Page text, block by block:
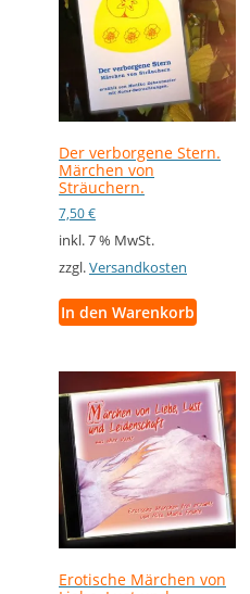
Der verborgene Stern.
Märchen von
Sträuchern.
7,50€
inkl. 7 % MwSt.
zzgl.Versandkosten
In den Warenkorb
Erotische Märchen von